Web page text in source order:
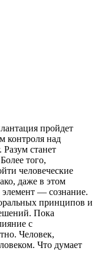
пройдет
контроля над
Разум станет
того,
человеческие
даже в этом
элемент — сознание.
принципов и
Пока
с
Человек,
Что думает